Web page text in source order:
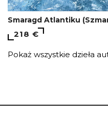
Smaragd Atlantiku
218 €
Pokaż wszystkie dzieła